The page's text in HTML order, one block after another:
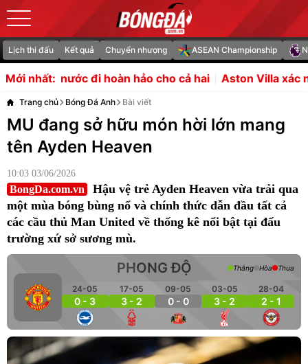
Lịch thi đấu Kết quả Chuyển nhượng ASEAN Championship
Mới nhất:
hoàn hảo cho cả hai Aston Villa xác nhận đàm phán
Trang chủ Bóng Đá Anh Bài viết
MU đang sở hữu món hời lớn mang
tên Ayden Heaven
10:03 03/06/2026
BongDa.com.vn
Hậu vệ trẻ Ayden Heaven vừa trải qua
một mùa bóng bùng nổ và chính thức dẫn đầu tất cả
các cầu thủ Man United về thống kê nổi bật tại đấu
trường xứ sở sương mù.
PHONG ĐỘ
24-05
0 - 3
17-05
3 - 2
09-05
0 - 0
03-05
3 - 2
28-04
2 - 1
Thắng Hòa Thua